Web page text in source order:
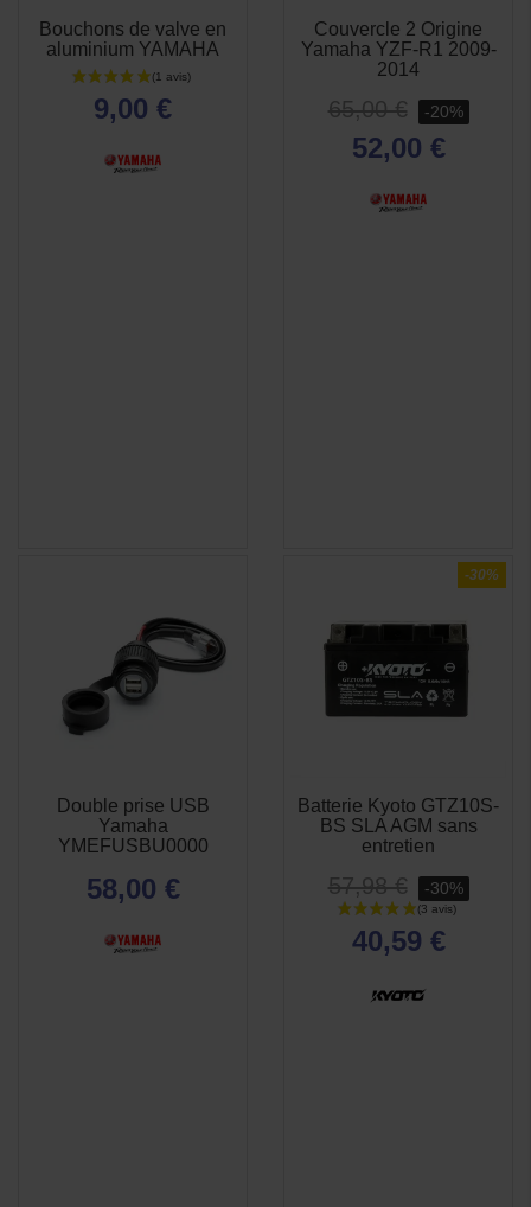
Bouchons de valve en
aluminium YAMAHA
9,00 €
Couvercle 2 Origine
Yamaha YZF-R1 2009-
2014
65,00 € -20%
52,00 €
APERÇU
RAPIDE
Double prise USB
Yamaha
YMEFUSBU0000
58,00 €
-30%
APERÇU
RAPIDE
Batterie Kyoto GTZ10S-
BS SLA AGM sans
entretien
57,98 € -30%
40,59 €
APERÇU
RAPIDE
 APERÇU
RAPIDE